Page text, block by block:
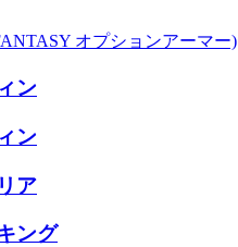
オプションアーマー)
ン
ン
ア
ング